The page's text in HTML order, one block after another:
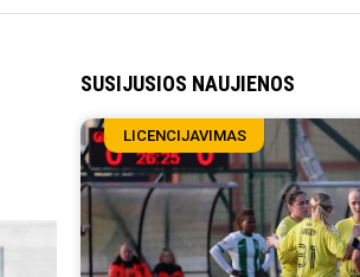
SUSIJUSIOS NAUJIENOS
LICENCIJAVIMAS